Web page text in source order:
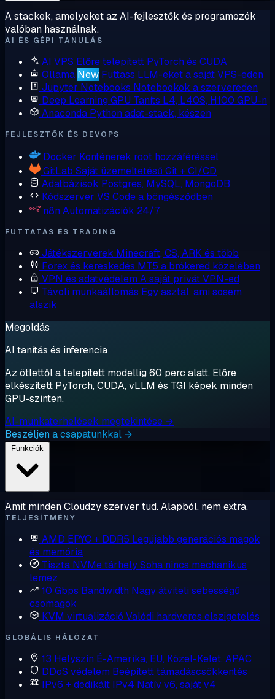
A stackek, amelyeket az AI-fejlesztők és programozók
valóban használnak.
AI ÉS GÉPI TANULÁS
AI VPS Előre telepített PyTorch és CUDA
Ollama New Futtass LLM-eket a saját VPS-eden
Jupyter Notebooks Notebookok a szervereden
Deep Learning GPU Taníts L4, L40S, H100 GPU-n
Anaconda Python adat-stack, készen
FEJLESZTŐK ÉS DEVOPS
Docker Konténerek root hozzáféréssel
GitLab Saját üzemeltetésű Git + CI/CD
Adatbázisok Postgres, MySQL, MongoDB
Kódszerver VS Code a böngésződben
n8n Automatizációk 24/7
FUTTATÁS ÉS TRADING
Játékszerverek Minecraft, CS, ARK és több
Forex és kereskedés MT5 a brókered közelében
VPN és adatvédelem A saját privát VPN-ed
Távoli munkaállomás Egy asztal, ami sosem
alszik
Megoldás
AI tanítás és inferencia
Az ötlettől a telepített modellig 60 perc alatt. Előre
elkészített PyTorch, CUDA, vLLM és TGI képek minden
GPU-szinten.
AI-munkaterhelések megtekintése →
Beszéljen a csapatunkkal →
Amit minden Cloudzy szerver tud. Alapból, nem extra.
TELJESÍTMÉNY
AMD EPYC + DDR5 Legújabb generációs magok
és memória
Tiszta NVMe tárhelySoha nincs mechanikus
lemez
10 Gbps Bandwidth Nagy átviteli sebességű
csomagok
KVM virtualizáció Valódi hardveres elszigetelés
GLOBÁLIS HÁLÓZAT
13 Helyszín É-Amerika, EU, Közel-Kelet, APAC
DDoS védelem Beépített támadáscsökkentés
IPv6 + dedikált IPv4 Natív v6, saját v4